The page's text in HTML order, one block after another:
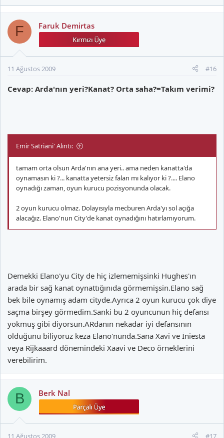
F Faruk Demirtas
11 Ağustos 2009 #16
Cevap: Arda'nın yeri?Kanat? Orta saha?=Takım verimi?
Emir Satriani' Alıntı:
tamam orta olsun Arda'nın ana yeri.. ama neden kanatta'da
oynamasın ki ?... kanatta yetersiz falan mı kalıyor ki ?.... Elano
oynadığı zaman, oyun kurucu pozisyonunda olacak.
2 oyun kurucu olmaz. Dolayısıyla mecburen Arda'yı sol açığa
alacağız. Elano'nun City'de kanat oynadığını hatırlamıyorum.
Demekki Elano'yu City de hiç izlememişsinki Hughes'ın
arada bir sağ kanat oynattığınıda görmemişsin.Elano sağ
bek bile oynamış adam cityde.Ayrıca 2 oyun kurucu çok diye
saçma birşey görmedim.Sanki bu 2 oyuncunun hiç defansı
yokmuş gibi diyorsun.ARdanın nekadar iyi defansının
olduğunu biliyoruz keza Elano'nunda.Sana Xavi ve İniesta
veya Rijkaaard dönemindeki Xaavi ve Deco örneklerini
verebilirim.
B Berk Nal
11 Ağustos 2009 #17